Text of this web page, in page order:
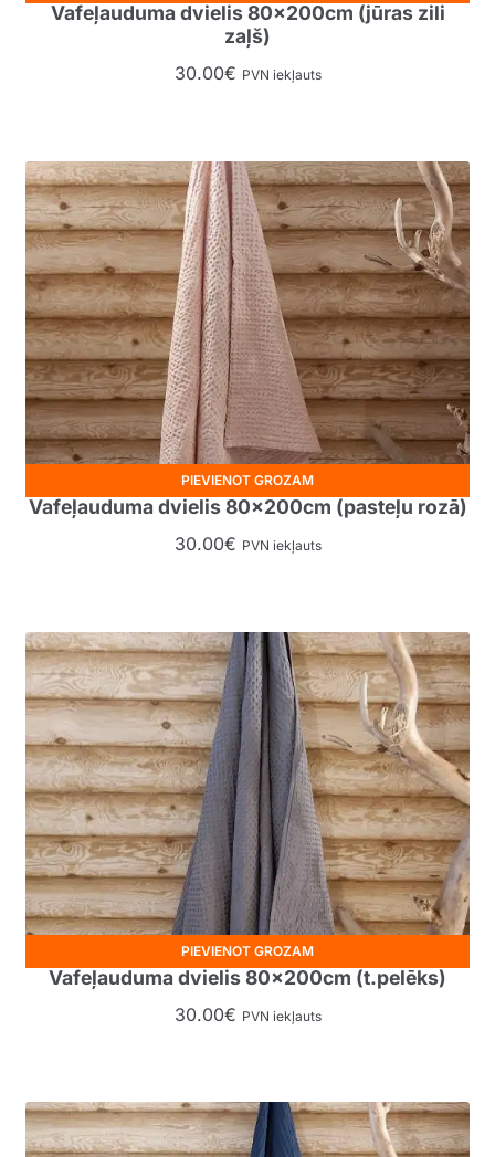
Vafeļauduma dvielis 80x200cm (jūras zili
zaļš)
30.00€ PVN iekļauts
Vafeļauduma dvielis 80x200cm (pasteļu rozā)
30.00€ PVN iekļauts
PIEVIENOT GROZAM
Vafeļauduma dvielis 80x200cm (t.pelēks)
30.00€ PVN iekļauts
PIEVIENOT GROZAM